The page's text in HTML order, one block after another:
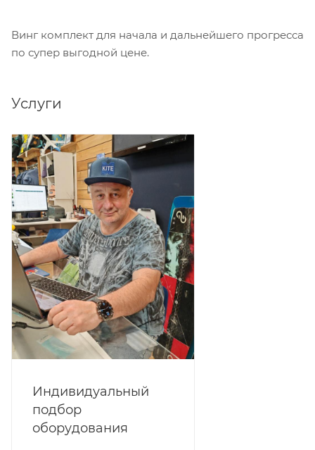
Винг комплект для начала и дальнейшего прогресса
по супер выгодной цене.
Услуги
Индивидуальный
подбор
оборудования